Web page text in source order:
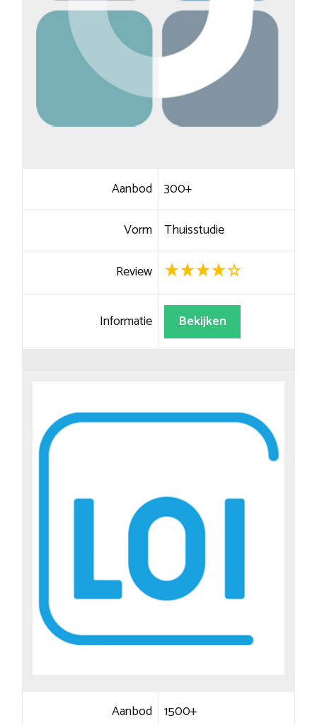
Aanbod 300+
Vorm Thuisstudie
Review
Informatie Bekijken
Aanbod 1500+